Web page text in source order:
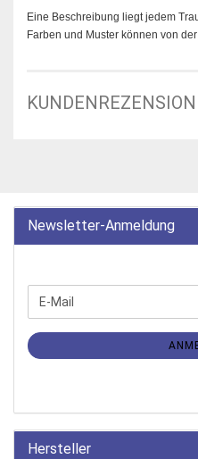
Eine Beschreibung liegt jedem
Farben und Muster können von
Newsletter-Anmeldung
WEITER
ZUR
NEWSLETTER-
ANMELDUNG
E-
Mail
Hersteller